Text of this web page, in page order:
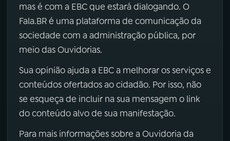
mas é com a EBC que estará dialogando. O
Fala.BR é uma plataforma de comunicação da
sociedade com a administração pública, por
meio das Ouvidorias.
Sua opinião ajuda a EBC a melhorar os serviços e
conteúdos ofertados ao cidadão. Por isso, não
se esqueça de incluir na sua mensagem o link
do conteúdo alvo de sua manifestação.
Para mais informações sobre a Ouvidoria da